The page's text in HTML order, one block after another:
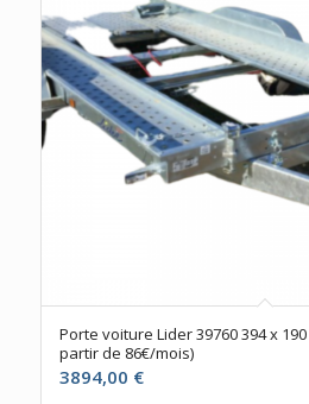
Porte voiture Lider 39760 394 x 190
partir de 86€/mois)
3894,00 €